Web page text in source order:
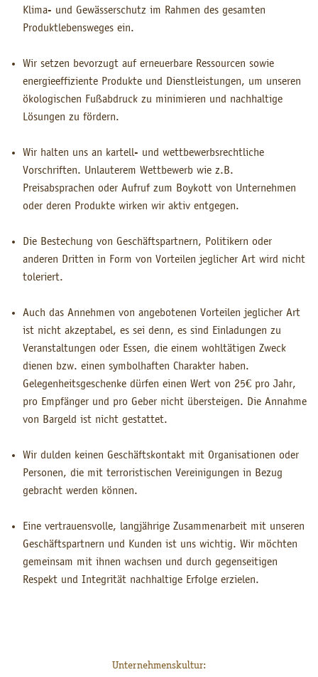
Klima- und Gewässerschutz im Rahmen des gesamten
Produktlebensweges ein.
Wir setzen bevorzugt auf erneuerbare Ressourcen sowie
energieeffiziente Produkte und Dienstleistungen, um unseren
ökologischen Fußabdruck zu minimieren und nachhaltige
Lösungen zu fördern.
Wir halten uns an kartell- und wettbewerbsrechtliche
Vorschriften. Unlauterem Wettbewerb wie z.B.
Preisabsprachen oder Aufruf zum Boykott von Unternehmen
oder deren Produkte wirken wir aktiv entgegen.
Die Bestechung von Geschäftspartnern, Politikern oder
anderen Dritten in Form von Vorteilen jeglicher Art wird nicht
toleriert.
Auch das Annehmen von angebotenen Vorteilen jeglicher Art
ist nicht akzeptabel, es sei denn, es sind Einladungen zu
Veranstaltungen oder Essen, die einem wohltätigen Zweck
dienen bzw. einen symbolhaften Charakter haben.
Gelegenheitsgeschenke dürfen einen Wert von 25€ pro Jahr,
pro Empfänger und pro Geber nicht übersteigen. Die Annahme
von Bargeld ist nicht gestattet.
Wir dulden keinen Geschäftskontakt mit Organisationen oder
Personen, die mit terroristischen Vereinigungen in Bezug
gebracht werden können.
Eine vertrauensvolle, langjährige Zusammenarbeit mit unseren
Geschäftspartnern und Kunden ist uns wichtig. Wir möchten
gemeinsam mit ihnen wachsen und durch gegenseitigen
Respekt und Integrität nachhaltige Erfolge erzielen.
Unternehmenskultur: